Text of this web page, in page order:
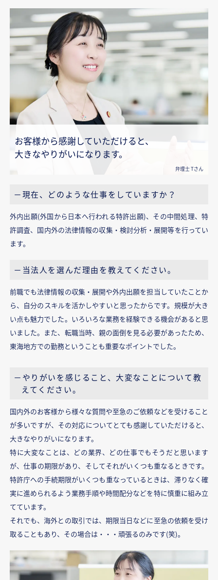
お客様から感謝していただけると、
大きなやりがいになります。
弁理士 Tさん
－現在、どのような仕事をしていますか？
外内出願(外国から日本へ行われる特許出願)、その中間処理、特
許調査、国内外の法律情報の収集・検討分析・展開等を行ってい
ます。
－当法人を選んだ理由を教えてください。
前職でも法律情報の収集・展開や外内出願を担当していたことか
ら、自分のスキルを活かしやすいと思ったからです。規模が大き
い点も魅力でした。いろいろな業務を経験できる機会があると思
いました。また、転職当時、親の面倒を見る必要があったため、
東海地方での勤務ということも重要なポイントでした。
－やりがいを感じること、大変なことについて教
えてください。
国内外のお客様から様々な質問や至急のご依頼などを受けること
が多いですが、その対応についてとても感謝していただけると、
大きなやりがいになります。
特に大変なことは、どの業界、どの仕事でもそうだと思います
が、仕事の期限があり、そしてそれがいくつも重なるときです。
特許庁への手続期限がいくつも重なっているときは、滞りなく確
実に進められるよう業務手順や時間配分などを特に慎重に組み立
てています。
それでも、海外との取引では、期限当日などに至急の依頼を受け
取ることもあり、その場合は・・・頑張るのみです(笑)。